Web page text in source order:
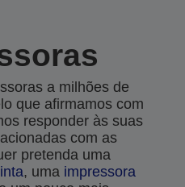
a milhões de
que afirmamos com
responder às suas
com as
pretenda uma
, uma impressora